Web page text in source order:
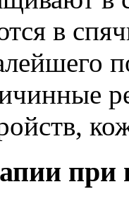
в